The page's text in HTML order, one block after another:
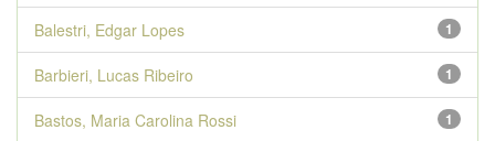
1
Balestri, Edgar Lopes
1
Barbieri, Lucas Ribeiro
1
Bastos, Maria Carolina Rossi